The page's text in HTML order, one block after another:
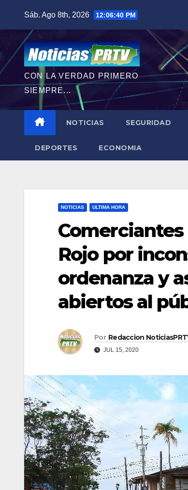
contenido
Sáb. Ago 8th, 2026 12:06:41 PM
CON LA VERDAD PRIMERO
SIEMPRE...
NOTICIAS SEGURIDAD
DEPORTES ECONOMIA
NOTICIAS ULTIMA HORA
Rojo por
ordenanza y
abiertos al
Por Redaccion
JUL 15, 2020